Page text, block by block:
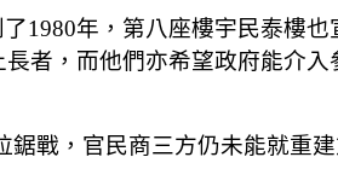
1980年，第八座樓宇民泰樓
者，而他們亦希望政府能介
戰，官民商三方仍未能就重